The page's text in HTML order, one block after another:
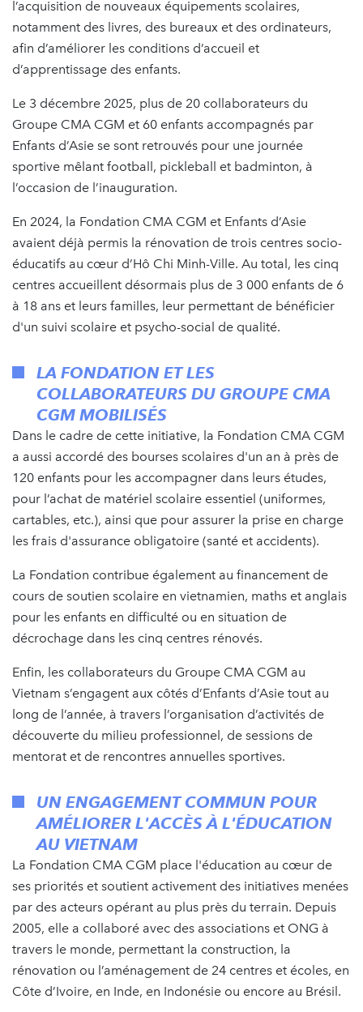
l’acquisition de nouveaux équipements scolaires,
notamment des livres, des bureaux et des ordinateurs,
afin d’améliorer les conditions d’accueil et
d’apprentissage des enfants.
Le 3 décembre 2025, plus de 20 collaborateurs du
Groupe CMA CGM et 60 enfants accompagnés par
Enfants d’Asie se sont retrouvés pour une journée
sportive mêlant football, pickleball et badminton, à
l’occasion de l’inauguration.
En 2024, la Fondation CMA CGM et Enfants d’Asie
avaient déjà permis la rénovation de trois centres socio-
éducatifs au cœur d’Hô Chi Minh-Ville. Au total, les cinq
centres accueillent désormais plus de 3 000 enfants de 6
à 18 ans et leurs familles, leur permettant de bénéficier
d'un suivi scolaire et psycho-social de qualité.
LA FONDATION ET LES
COLLABORATEURS DU GROUPE CMA
CGM MOBILISÉS
Dans le cadre de cette initiative, la Fondation CMA CGM
a aussi accordé des bourses scolaires d'un an à près de
120 enfants pour les accompagner dans leurs études,
pour l’achat de matériel scolaire essentiel (uniformes,
cartables, etc.), ainsi que pour assurer la prise en charge
les frais d'assurance obligatoire (santé et accidents).
La Fondation contribue également au financement de
cours de soutien scolaire en vietnamien, maths et anglais
pour les enfants en difficulté ou en situation de
décrochage dans les cinq centres rénovés.
Enfin, les collaborateurs du Groupe CMA CGM au
Vietnam s’engagent aux côtés d’Enfants d’Asie tout au
long de l’année, à travers l’organisation d’activités de
découverte du milieu professionnel, de sessions de
mentorat et de rencontres annuelles sportives.
UN ENGAGEMENT COMMUN POUR
AMÉLIORER L'ACCÈS À L'ÉDUCATION
AU VIETNAM
La Fondation CMA CGM place l'éducation au cœur de
ses priorités et soutient activement des initiatives menées
par des acteurs opérant au plus près du terrain. Depuis
2005, elle a collaboré avec des associations et ONG à
travers le monde, permettant la construction, la
rénovation ou l’aménagement de 24 centres et écoles, en
Côte d’Ivoire, en Inde, en Indonésie ou encore au Brésil.